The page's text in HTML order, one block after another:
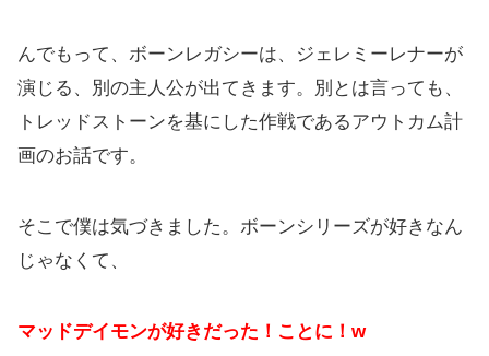
んでもって、ボーンレガシーは、ジェレミーレナーが
演じる、別の主人公が出てきます。別とは言っても、
トレッドストーンを基にした作戦であるアウトカム計
画のお話です。
そこで僕は気づきました。ボーンシリーズが好きなん
じゃなくて、
マッドデイモンが好きだった！ことに！w